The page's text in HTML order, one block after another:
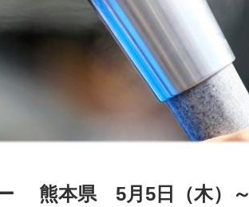
熊本県 5月5日（木）～